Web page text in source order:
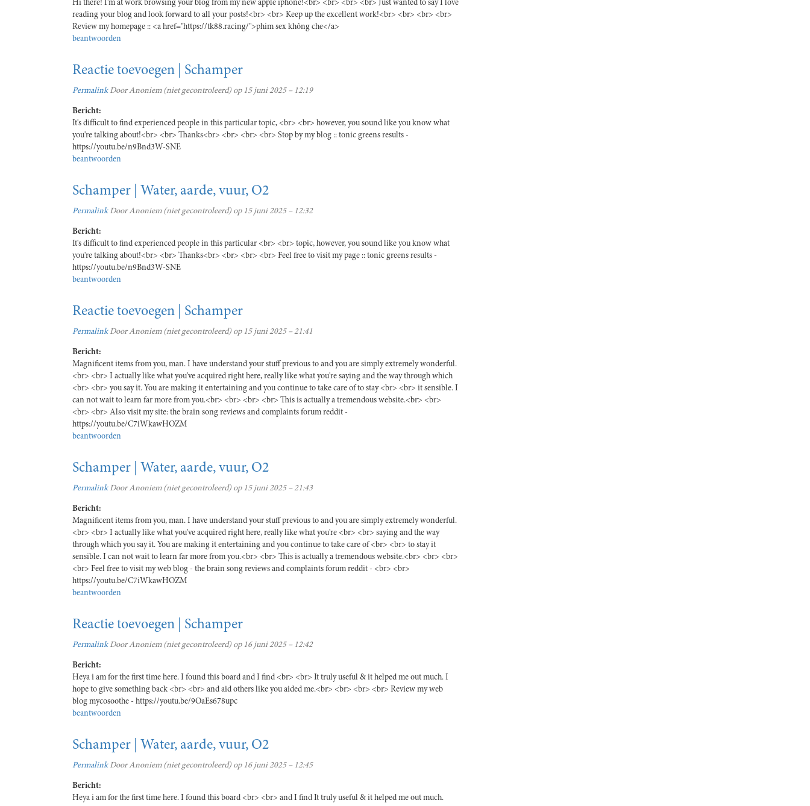
Hi there! I'm at work browsing your blog from my new apple iphone!<br> <br> <br> <br> Just wanted to say I love
reading your blog and look forward to all your posts!<br> <br> Keep up the excellent work!<br> <br> <br> <br>
Review my homepage :: <a href="https://tk88.racing/">phim sex không che</a>
beantwoorden
Reactie toevoegen | Schamper
PermalinkDoorAnoniem (niet gecontroleerd) op 15 juni 2025 – 12:19
Bericht:
It's difficult to find experienced people in this particular topic, <br> <br> however, you sound like you know what
you're talking about!<br> <br> Thanks<br> <br> <br> <br> Stop by my blog :: tonic greens results -
https://youtu.be/n9Bnd3W-SNE
beantwoorden
Schamper | Water, aarde, vuur, O2
PermalinkDoorAnoniem (niet gecontroleerd) op 15 juni 2025 – 12:32
Bericht:
It's difficult to find experienced people in this particular <br> <br> topic, however, you sound like you know what
you're talking about!<br> <br> Thanks<br> <br> <br> <br> Feel free to visit my page :: tonic greens results -
https://youtu.be/n9Bnd3W-SNE
beantwoorden
Reactie toevoegen | Schamper
PermalinkDoorAnoniem (niet gecontroleerd) op 15 juni 2025 – 21:41
Bericht:
Magnificent items from you, man. I have understand your stuff previous to and you are simply extremely wonderful.
<br> <br> I actually like what you've acquired right here, really like what you're saying and the way through which
<br> <br> you say it. You are making it entertaining and you continue to take care of to stay <br> <br> it sensible. I
can not wait to learn far more from you.<br> <br> <br> <br> This is actually a tremendous website.<br> <br>
<br> <br> Also visit my site: the brain song reviews and complaints forum reddit -
https://youtu.be/C7iWkawHOZM
beantwoorden
Schamper | Water, aarde, vuur, O2
PermalinkDoorAnoniem (niet gecontroleerd) op 15 juni 2025 – 21:43
Bericht:
Magnificent items from you, man. I have understand your stuff previous to and you are simply extremely wonderful.
<br> <br> I actually like what you've acquired right here, really like what you're <br> <br> saying and the way
through which you say it. You are making it entertaining and you continue to take care of <br> <br> to stay it
sensible. I can not wait to learn far more from you.<br> <br> This is actually a tremendous website.<br> <br> <br>
<br> Feel free to visit my web blog - the brain song reviews and complaints forum reddit - <br> <br>
https://youtu.be/C7iWkawHOZM
beantwoorden
Reactie toevoegen | Schamper
PermalinkDoorAnoniem (niet gecontroleerd) op 16 juni 2025 – 12:42
Bericht:
Heya i am for the first time here. I found this board and I find <br> <br> It truly useful & it helped me out much. I
hope to give something back <br> <br> and aid others like you aided me.<br> <br> <br> <br> Review my web
blog mycosoothe - https://youtu.be/9OaEs678upc
beantwoorden
Schamper | Water, aarde, vuur, O2
PermalinkDoorAnoniem (niet gecontroleerd) op 16 juni 2025 – 12:45
Bericht:
Heya i am for the first time here. I found this board <br> <br> and I find It truly useful & it helped me out much.